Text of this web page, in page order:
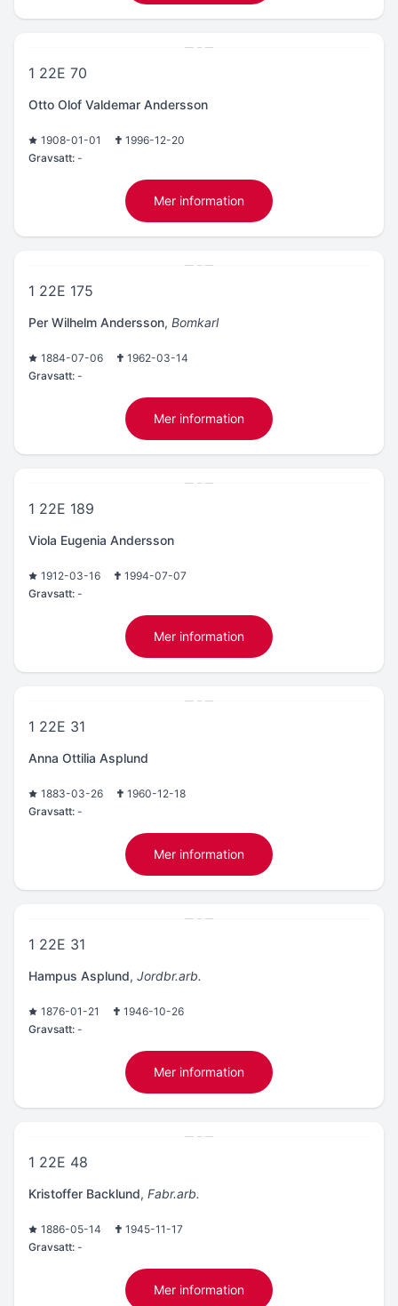
1 22E 70
Otto Olof Valdemar Andersson
1908-01-01
1996-12-20
Gravsatt: -
Mer information
1 22E 175
Per Wilhelm Andersson, Bomkarl
1884-07-06
1962-03-14
Gravsatt: -
Mer information
1 22E 189
Viola Eugenia Andersson
1912-03-16
1994-07-07
Gravsatt: -
Mer information
1 22E 31
Anna Ottilia Asplund
1883-03-26
1960-12-18
Gravsatt: -
Mer information
1 22E 31
Hampus Asplund, Jordbr.arb.
1876-01-21
1946-10-26
Gravsatt: -
Mer information
1 22E 48
Kristoffer Backlund, Fabr.arb.
1886-05-14
1945-11-17
Gravsatt: -
Mer information